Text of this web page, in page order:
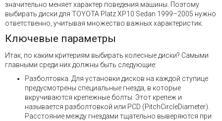
значительно меняет характер поведения машины. Поэтому
выбирать диски для TOYOTA Platz XP10 Sedan 1999–2005 нужно
ответственно, учитывая множество важных характеристик.
Ключевые параметры
Итак, по каким критериям выбирать колесные диски? Самыми
главными среди них должны быть следующие:
Разболтовка. Для установки дисков на каждой ступице
предусмотрены специальные гнезда, в которые
вкручиваются крепежные болты. Этот крепеж и
называется разболтовкой или PCD (PitchCircleDiameter).
Расстояние между гнездами тщательно выверяются при